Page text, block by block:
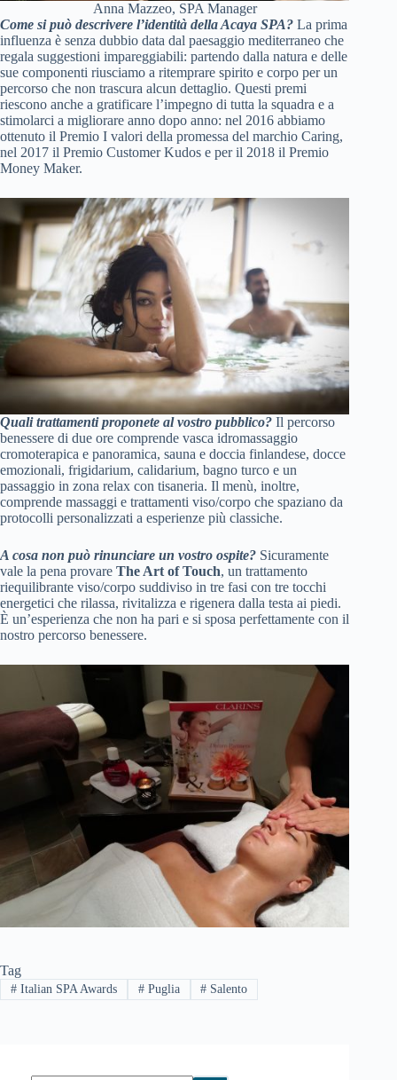
Anna Mazzeo, SPA Manager
Come si può descrivere l’identità della Acaya SPA? La prima
influenza è senza dubbio data dal paesaggio mediterraneo che
regala suggestioni impareggiabili: partendo dalla natura e delle
sue componenti riusciamo a ritemprare spirito e corpo per un
percorso che non trascura alcun dettaglio. Questi premi
riescono anche a gratificare l’impegno di tutta la squadra e a
stimolarci a migliorare anno dopo anno: nel 2016 abbiamo
ottenuto il Premio I valori della promessa del marchio Caring,
nel 2017 il Premio Customer Kudos e per il 2018 il Premio
Money Maker.
Quali trattamenti proponete al vostro pubblico? Il percorso
benessere di due ore comprende vasca idromassaggio
cromoterapica e panoramica, sauna e doccia finlandese, docce
emozionali, frigidarium, calidarium, bagno turco e un
passaggio in zona relax con tisaneria. Il menù, inoltre,
comprende massaggi e trattamenti viso/corpo che spaziano da
protocolli personalizzati a esperienze più classiche.
A cosa non può rinunciare un vostro ospite? Sicuramente
vale la pena provare The Art of Touch, un trattamento
riequilibrante viso/corpo suddiviso in tre fasi con tre tocchi
energetici che rilassa, rivitalizza e rigenera dalla testa ai piedi.
È un’esperienza che non ha pari e si sposa perfettamente con il
nostro percorso benessere.
Tag
#Italian SPA Awards #Puglia # Salento